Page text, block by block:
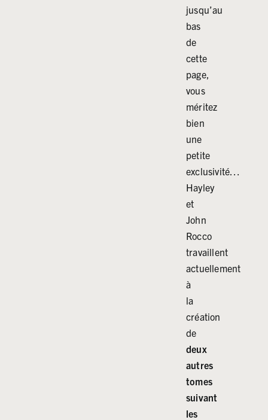
jusqu’au
bas
de
cette
page,
vous
méritez
bien
une
petite
exclusivité…
Hayley
et
John
Rocco
travaillent
actuellement
à
la
création
de
deux
autres
tomes
suivant
les